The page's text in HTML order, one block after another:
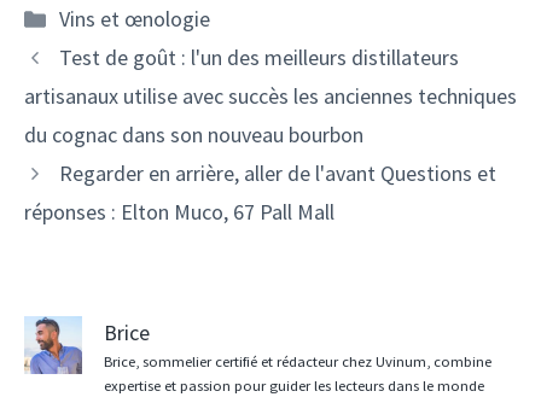
Catégories
Vins et œnologie
Navigation
des
Test de goût : l'un des meilleurs distillateurs
artisanaux utilise avec succès les anciennes techniques
du cognac dans son nouveau bourbon
Regarder en arrière, aller de l'avant Questions et
réponses : Elton Muco, 67 Pall Mall
Brice
Brice, sommelier certifié et rédacteur chez Uvinum, combine
expertise et passion pour guider les lecteurs dans le monde